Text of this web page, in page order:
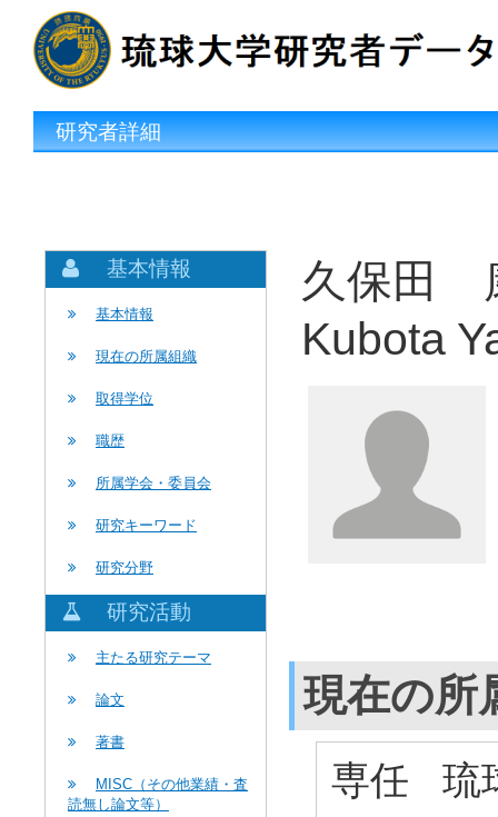
研究者詳細
基本情報
基本情報
現在の所属組織
取得学位
職歴
所属学会・委員会
研究キーワード
研究分野
研究活動
主たる研究テーマ
論文
著書
MISC（その他業績・査
読無し論文等）
久保田
Kubota
現在の所
専任 琉